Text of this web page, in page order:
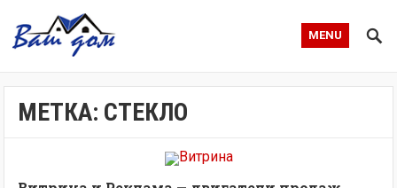
MENU
МЕТКА: СТЕКЛО